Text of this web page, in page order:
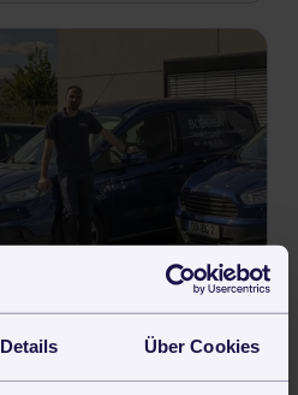
Details Über Cookies